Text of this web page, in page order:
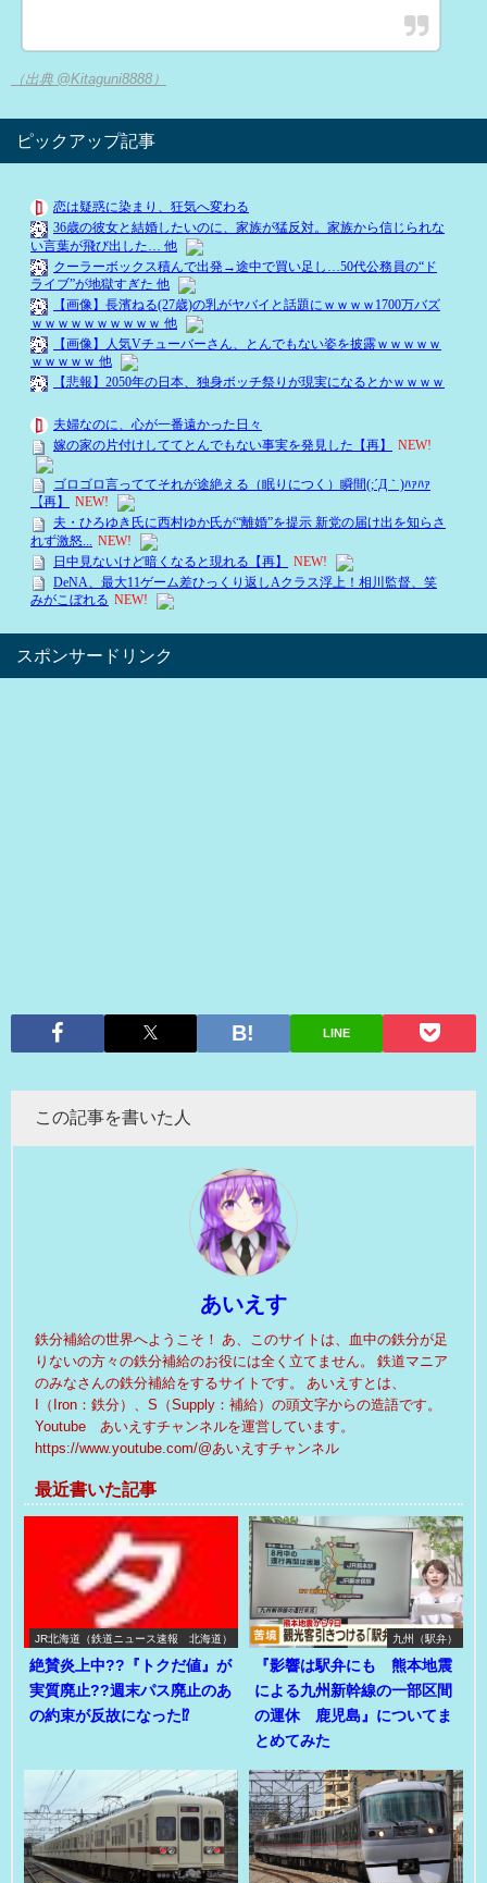
（出典 @Kitaguni8888）
ピックアップ記事
スポンサードリンク
LINE
この記事を書いた人
あいえす
鉄分補給の世界へようこそ！ あ、このサイトは、血中の鉄分が足
りないの方々の鉄分補給のお役には全く立てません。 鉄道マニア
のみなさんの鉄分補給をするサイトです。 あいえすとは、
I（Iron：鉄分）、S（Supply：補給）の頭文字からの造語です。
Youtube あいえすチャンネルを運営しています。
https://www.youtube.com/@あいえすチャンネル
最近書いた記事
JR北海道（鉄道ニュース速報 北海道）
絶賛炎上中??『トクだ値』が
実質廃止??週末パス廃止のあ
の約束が反故になった⁉
九州（駅弁）
『影響は駅弁にも 熊本地震
による九州新幹線の一部区間
の運休 鹿児島』についてま
とめてみた